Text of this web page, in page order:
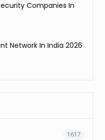
Companies In
Network In India 2026
1617